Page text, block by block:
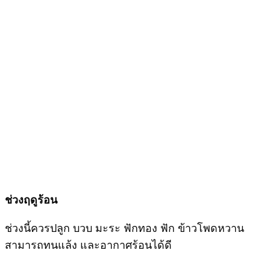
ช่วงฤดูร้อน
ช่วงนี้ควรปลูก บวบ มะระ ฟักทอง ฟัก ข้าวโพดหวาน
สามารถทนแล้ง และอากาศร้อนได้ดี